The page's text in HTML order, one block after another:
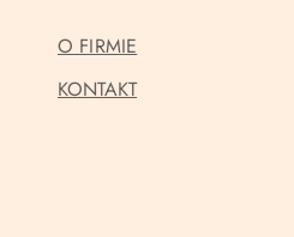
O FIRMIE
KONTAKT